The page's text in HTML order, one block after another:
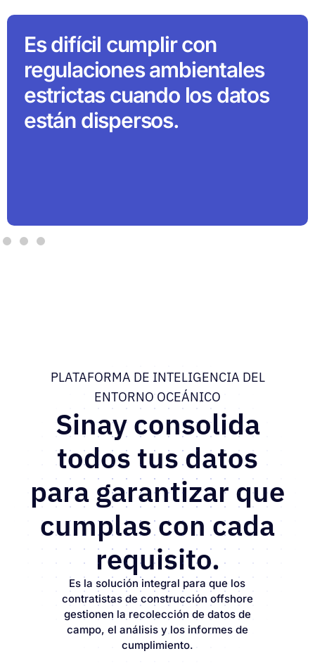
Es difícil cumplir con
regulaciones ambientales
estrictas cuando los datos
están dispersos.
PLATAFORMA DE INTELIGENCIA DEL
ENTORNO OCEÁNICO
Sinay consolida
todos tus datos
para garantizar que
cumplas con cada
requisito.
Es la solución integral para que los
contratistas de construcción offshore
gestionen la recolección de datos de
campo, el análisis y los informes de
cumplimiento.